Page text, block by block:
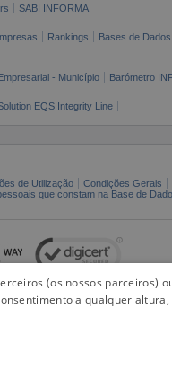
SABI INFORMA
Rankings Bases de
- Município Barómetro
EQS Integrity Line
de Utilização Condições Gerais
que constam na Base de
(os nossos parceiros)
a qualquer